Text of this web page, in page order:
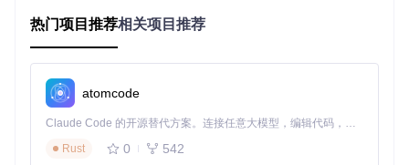
当企业已有LDAP目录服务时，通过属性映射可以快速将用户
基础信息同步到Keycloak，避免重复创建账户。典型配置包
括：
将LDAP的
将mail字段同步为用户邮箱
将
department属性映射为Keycloak用户组
场景2：数据库用户属性扩展
热门项目推荐相关项目推荐
atomcode
Claude Code 的开源替代方案。连接任意大模型，编辑代码，运行命令，自动验证 — 全自动执行。用 Rust 构建，极致性能。 ｜ An open-source alternative to Claude Code. Connect any LLM, edit code, run commands, and verify changes — autonomously. Built in Rust for speed. Get Started
Rust
0 542